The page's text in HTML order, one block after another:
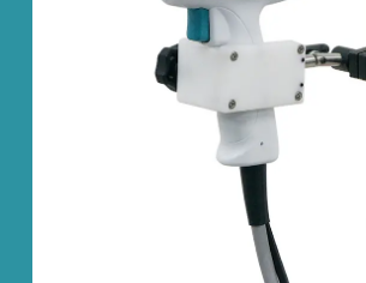
サポートデスク
HOME